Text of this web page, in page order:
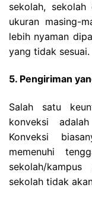
sekolah,
ukuran masing-
lebih nyaman
yang tidak sesuai.
5. Pengiriman
Salah satu
konveksi
Konveksi
memenuhi
sekolah/
sekolah tidak